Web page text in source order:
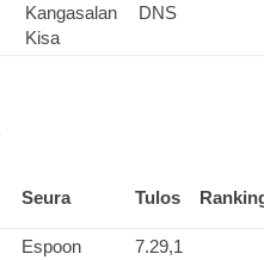
Kangasalan
Kisa
DNS
Seura Tulos
Espoon
7.29,1